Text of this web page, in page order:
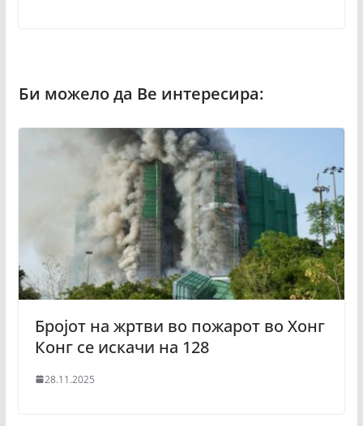
Бројот на жртви во пожарот во Хонг
Конг се искачи на 128
28.11.2025